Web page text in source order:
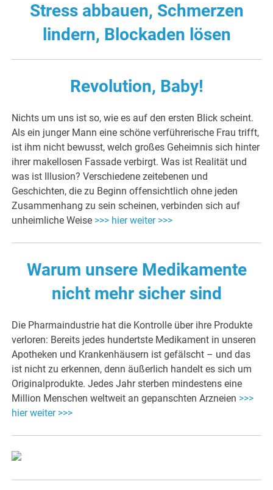
Stress abbauen, Schmerzen
lindern, Blockaden lösen
Revolution, Baby!
Nichts um uns ist so, wie es auf den ersten Blick scheint.
Als ein junger Mann eine schöne verführerische Frau trifft,
ist ihm nicht bewusst, welch großes Geheimnis sich hinter
ihrer makellosen Fassade verbirgt. Was ist Realität und
was ist Illusion? Verschiedene zeitebenen und
Geschichten, die zu Beginn offensichtlich ohne jeden
Zusammenhang zu sein scheinen, verbinden sich auf
unheimliche Weise >>> hier weiter >>>
Warum unsere Medikamente
nicht mehr sicher sind
Die Pharmaindustrie hat die Kontrolle über ihre Produkte
verloren: Bereits jedes hundertste Medikament in unseren
Apotheken und Krankenhäusern ist gefälscht – und das
ist nicht zu erkennen, denn äußerlich handelt es sich um
Originalprodukte. Jedes Jahr sterben mindestens eine
Million Menschen weltweit an gepanschten Arzneien >>>
hier weiter >>>